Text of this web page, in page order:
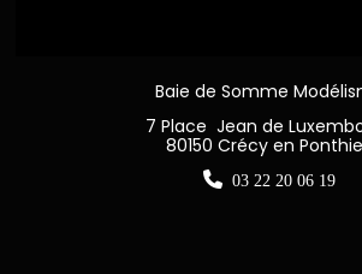
Baie de Somme
7 Place Jean de
80150 Crécy en
 03 22 20 06 19